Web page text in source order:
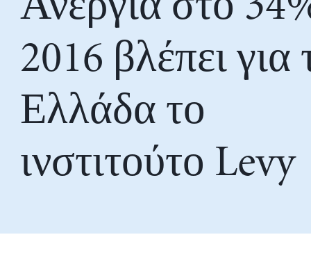
2016 βλέπει για
Ελλάδα το
ινστιτούτο Levy